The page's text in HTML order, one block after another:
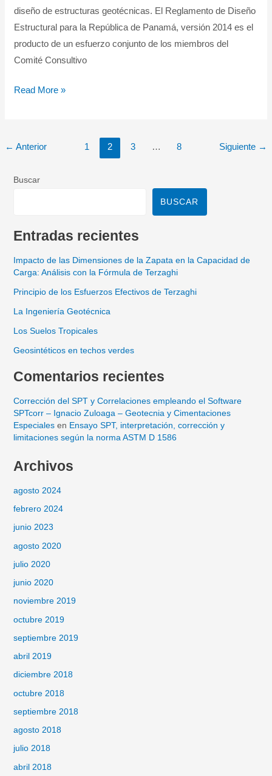
diseño de estructuras geotécnicas. El Reglamento de Diseño
Estructural para la República de Panamá, versión 2014 es el
producto de un esfuerzo conjunto de los miembros del
Comité Consultivo
el
Diseño
Estructural
Panameño
Read More »
← Anterior 1 2 3 … 8 Siguiente →
Buscar
BUSCAR
Entradas recientes
Impacto de las Dimensiones de la Zapata en la Capacidad de
Carga: Análisis con la Fórmula de Terzaghi
Principio de los Esfuerzos Efectivos de Terzaghi
La Ingeniería Geotécnica
Los Suelos Tropicales
Geosintéticos en techos verdes
Comentarios recientes
Corrección del SPT y Correlaciones empleando el Software
SPTcorr – Ignacio Zuloaga – Geotecnia y Cimentaciones
Especialesen Ensayo SPT, interpretación, corrección y
limitaciones según la norma ASTM D 1586
Archivos
agosto 2024
febrero 2024
junio 2023
agosto 2020
julio 2020
junio 2020
noviembre 2019
octubre 2019
septiembre 2019
abril 2019
diciembre 2018
octubre 2018
septiembre 2018
agosto 2018
julio 2018
abril 2018